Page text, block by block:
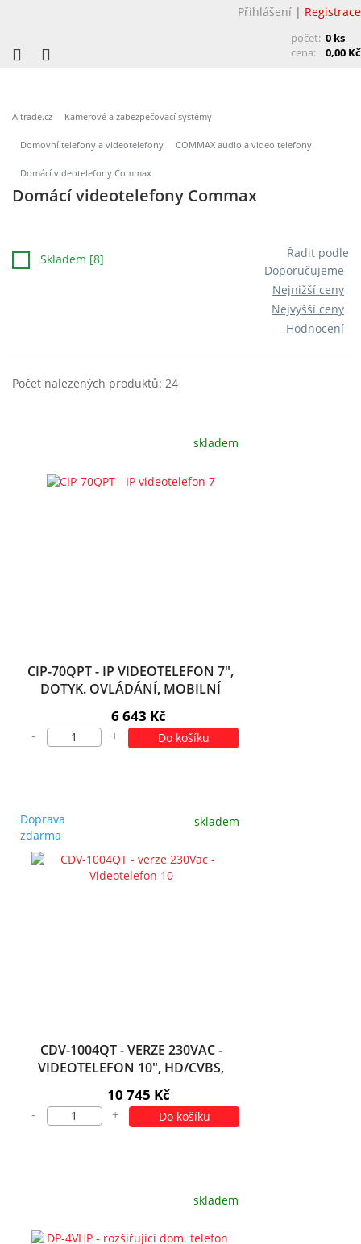
Přihlášení| Registrace
počet: 0 ks
cena:
0,00 Kč
Ajtrade.cz Kamerové a zabezpečovací systémy
Domovní telefony a videotelefony COMMAX audio a video telefony
Domácí videotelefony Commax
Domácí videotelefony Commax
Skladem [8]
Řadit podle
Doporučujeme
Nejnižší ceny
Nejvyšší ceny
Hodnocení
Počet nalezených produktů: 24
skladem
CIP-70QPT - IP VIDEOTELEFON 7",
DOTYK. OVLÁDÁNÍ, MOBILNÍ
APLIKACE, PAMĚŤ
6 643 Kč
- + Do košíku
Doprava
zdarma
skladem
CDV-1004QT - VERZE 230VAC -
VIDEOTELEFON 10", HD/CVBS,
DOTYK, PAMĚŤ, MOBILNÍ APLIKACE
10 745 Kč
- + Do košíku
skladem